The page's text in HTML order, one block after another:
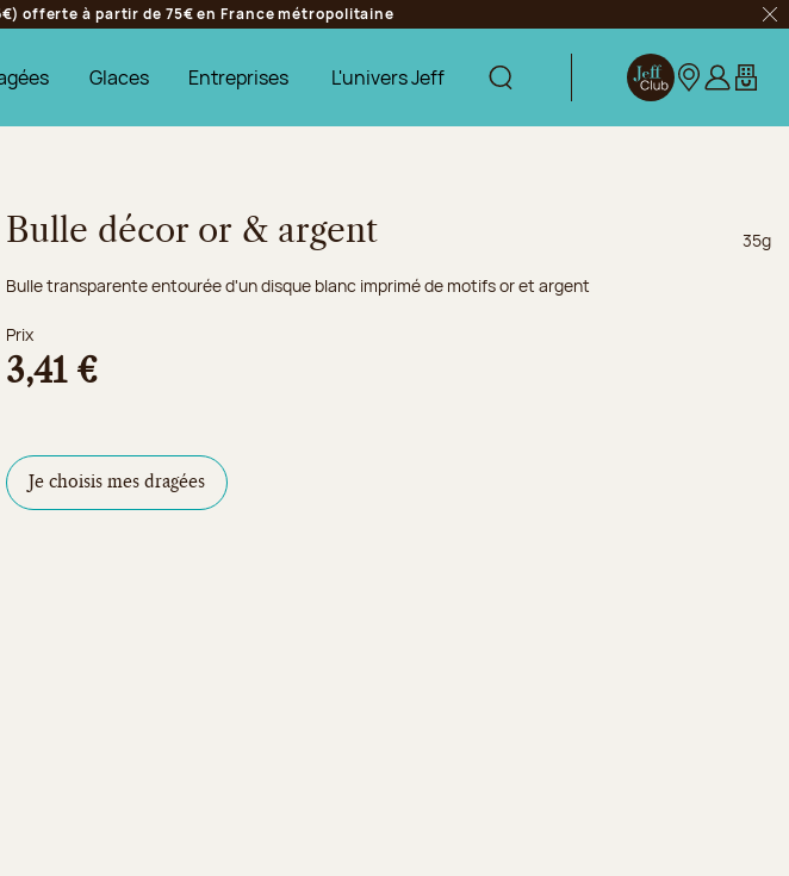
offerte à partir de 75€ en France métropolitaine
Glaces Entreprises L'univers Jeff Afficher la rechercheJeff ClubNos Mon
Bulle décor or & argent Poids
35g
Bulle transparente entourée d'un disque blanc imprimé de motifs or et argent
Prix
3,41 €
Je choisis mes dragées